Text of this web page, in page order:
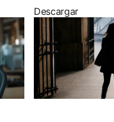
Descargar